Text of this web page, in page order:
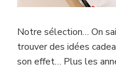
Notre sélection… On
trouver des idées
son effet… Plus les